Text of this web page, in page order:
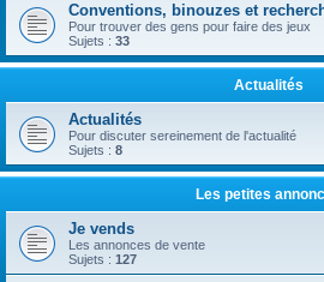
Conventions, binouzes et
Pour trouver des gens pour faire des jeux
Sujets : 33
Actualités
Actualités
Pour discuter sereinement de l'actualité
Sujets : 8
Les petites
Je vends
Les annonces de vente
Sujets : 127